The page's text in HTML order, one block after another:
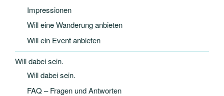
Impressionen
Will eine Wanderung anbieten
Will ein Event anbieten
Will dabei sein.
Will dabei sein.
FAQ – Fragen und Antworten